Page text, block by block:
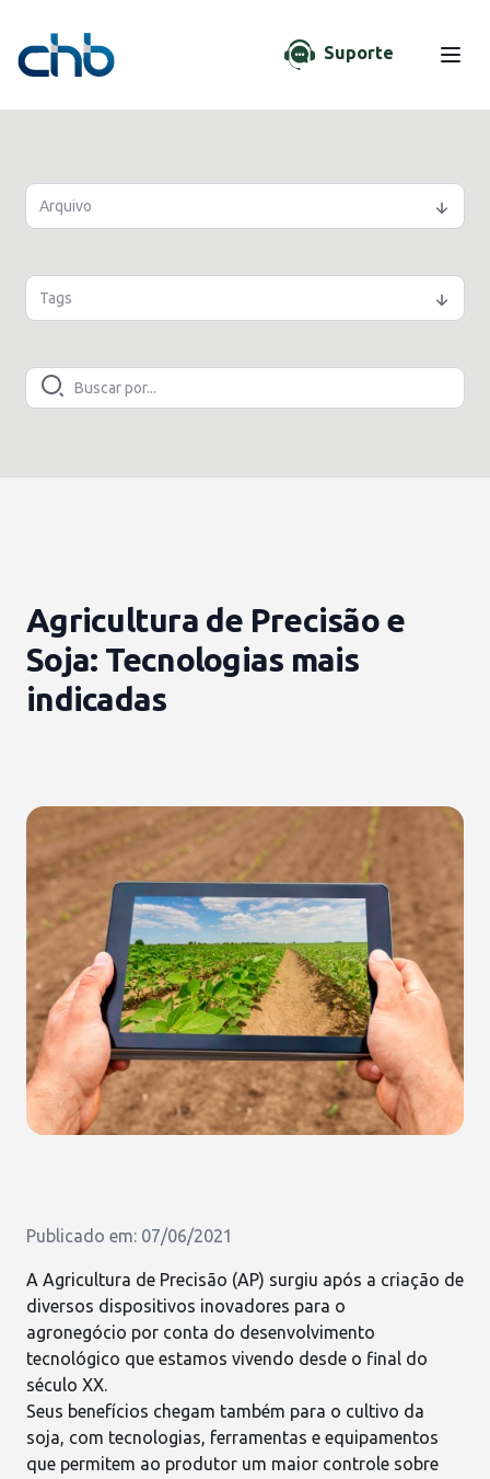
Suporte
Arquivo
Tags
Agricultura de Precisão e
Soja: Tecnologias mais
indicadas
Publicado em: 07/06/2021
A Agricultura de Precisão (AP) surgiu após a criação de
diversos dispositivos inovadores para o
agronegócio por conta do desenvolvimento
tecnológico que estamos vivendo desde o final do
século XX.
Seus benefícios chegam também para o cultivo da
soja, com tecnologias, ferramentas e equipamentos
que permitem ao produtor um maior controle sobre